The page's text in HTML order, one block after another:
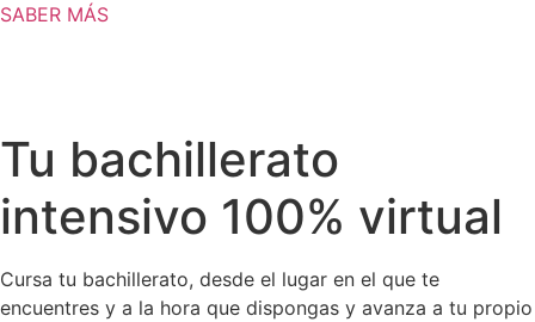
SABER MÁS
Tu bachillerato
intensivo 100% virtual
Cursa tu bachillerato, desde el lugar en el que te
encuentres y a la hora que dispongas y avanza a tu propio